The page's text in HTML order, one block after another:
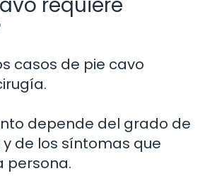
casos de pie cavo
depende del grado de
de los síntomas que
persona.